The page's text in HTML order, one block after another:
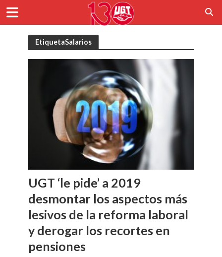
EtiquetaSalarios
UGT ‘le pide’ a 2019
desmontar los aspectos más
lesivos de la reforma laboral
y derogar los recortes en
pensiones